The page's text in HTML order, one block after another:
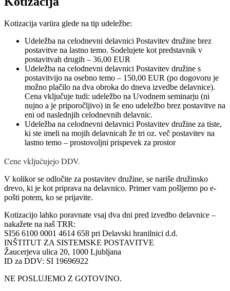
Kotizacija variira glede na tip udeležbe:
Udeležba na celodnevni delavnici Postavitev družine brez
postavitve na lastno temo. Sodelujete kot predstavnik v
postavitvah drugih – 36,00 EUR
Udeležba na celodnevni delavnici Postavitev družine s
postavitvijo na osebno temo – 150,00 EUR (po dogovoru je
možno plačilo na dva obroka do dneva izvedbe delavnice).
Cena vključuje tudi: udeležbo na Uvodnem seminarju (ni
nujno a je priporočljivo) in še eno udeležbo brez postavitve na
eni od naslednjih celodnevnih delavnic.
Udeležba na celodnevni delavnici Postavitev družine za tiste,
ki ste imeli na mojih delavnicah že tri oz. več postavitev na
lastno temo – prostovoljni prispevek za prostor
Cene vključujejo DDV.
V kolikor se odločite za postavitev družine, se nariše družinsko
drevo, ki je kot priprava na delavnico. Primer vam pošljemo po e-
pošti potem, ko se prijavite.
Kotizacijo lahko poravnate vsaj dva dni pred izvedbo delavnice –
nakažete na naš TRR:
SI56 6100 0001 4614 658 pri Delavski hranilnici d.d.
INŠTITUT ZA SISTEMSKE POSTAVITVE
Žaucerjeva ulica 20, 1000 Ljubljana
ID za DDV: SI 19696922
NE POSLUJEMO Z GOTOVINO.